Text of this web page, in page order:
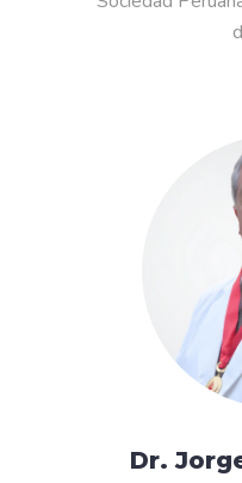
Dr.